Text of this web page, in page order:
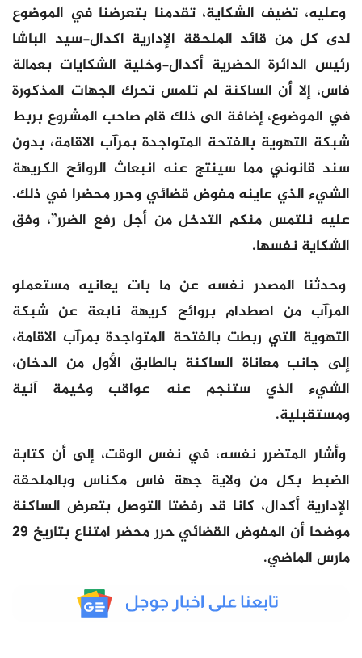
وعليه، تضيف الشكاية، تقدمنا بتعرضنا في الموضوع
لدى كل من قائد الملحقة الإدارية اكدال-سيد الباشا
رئيس الدائرة الحضرية أكدال-وخلية الشكايات بعمالة
فاس، إلا أن الساكنة لم تلمس تحرك الجهات المذكورة
في الموضوع، إضافة الى ذلك قام صاحب المشروع بربط
شبكة التهوية بالفتحة المتواجدة بمرآب الاقامة، بدون
سند قانوني مما سينتج عنه انبعاث الروائح الكريهة
الشيء الذي عاينه مفوض قضائي وحرر محضرا في ذلك.
عليه نلتمس منكم التدخل من أجل رفع الضرر”، وفق
الشكاية نفسها.
وحدثنا المصدر نفسه عن ما بات يعانيه مستعملو
المرآب من اصطدام بروائح كريهة نابعة عن شبكة
التهوية التي ربطت بالفتحة المتواجدة بمرآب الاقامة،
إلى جانب معاناة الساكنة بالطابق الأول من الدخان،
الشيء الذي ستنجم عنه عواقب وخيمة آنية
ومستقبلية.
وأشار المتضرر نفسه، في نفس الوقت، إلى أن كتابة
الضبط بكل من ولاية جهة فاس مكناس وبالملحقة
الإدارية أكدال، كانا قد رفضتا التوصل بتعرض الساكنة
موضحا أن المفوض القضائي حرر محضر امتناع بتاريخ 29
مارس الماضي.